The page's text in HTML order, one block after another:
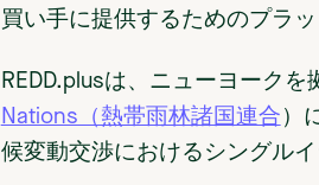
買い手に提供するためのプラ
REDD.plusは、ニューヨーク
Nations（熱帯雨林諸国連合 ）
候変動交渉におけるシングル